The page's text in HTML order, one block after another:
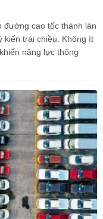
đường cao tốc thành làn
kiến trái chiều. Không ít
năng lực thông